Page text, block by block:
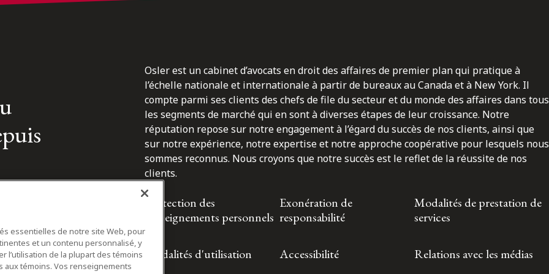
Osler est un cabinet d’avocats en droit des affaires de premier plan qui pratique à
l’échelle nationale et internationale à partir de bureaux au Canada et à New York. Il
compte parmi ses clients des chefs de file du secteur et du monde des affaires dans tous
les segments de marché qui en sont à diverses étapes de leur croissance. Notre
réputation repose sur notre engagement à l’égard du succès de nos clients, ainsi que
sur notre expérience, notre expertise et notre approche coopérative pour lesquels nous
sommes reconnus. Nous croyons que notre succès est le reflet de la réussite de nos
clients.
Protection des
renseignements personnels
Exonération de
responsabilité
Modalités de prestation de
services
Modalités d'utilisation Accessibilité Relations avec les médias
essentielles de notre site Web, pour
et un contenu personnalisé, y
l’utilisation de la plupart des témoins
témoins. Vos renseignements